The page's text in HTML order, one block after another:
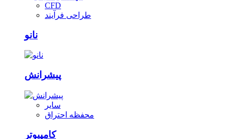
CFD
طراحی فرآیند
نانو
پیشرانش
سایر
محفظه احتراق
کامپیوتر